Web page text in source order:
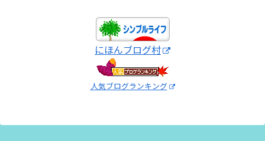
にほんブログ村
人気ブログランキング